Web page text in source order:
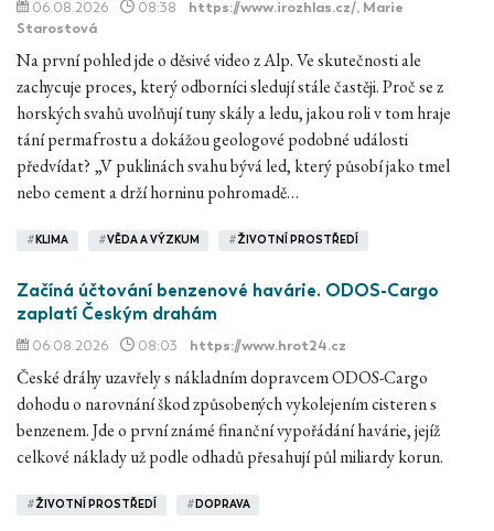
06.08.2026 08:38 https://www.irozhlas.cz/, Marie
Starostová
Na první pohled jde o děsivé video z Alp. Ve skutečnosti ale
zachycuje proces, který odborníci sledují stále častěji. Proč se z
horských svahů uvolňují tuny skály a ledu, jakou roli v tom hraje
tání permafrostu a dokážou geologové podobné události
předvídat? „V puklinách svahu bývá led, který působí jako tmel
nebo cement a drží horninu pohromadě…
# KLIMA #VĚDA A VÝZKUM #ŽIVOTNÍ PROSTŘEDÍ
Začíná účtování benzenové havárie. ODOS-Cargo
zaplatí Českým drahám
06.08.2026 08:03 https://www.hrot24.cz
České dráhy uzavřely s nákladním dopravcem ODOS-Cargo
dohodu o narovnání škod způsobených vykolejením cisteren s
benzenem. Jde o první známé finanční vypořádání havárie, jejíž
celkové náklady už podle odhadů přesahují půl miliardy korun.
#ŽIVOTNÍ PROSTŘEDÍ # DOPRAVA